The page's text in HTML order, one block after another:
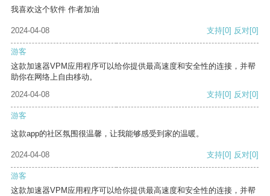
我喜欢这个软件 作者加油
2024-04-08 支持[0] 反对[0]
游客
这款加速器VPM应用程序可以给你提供最高速度和安全性的连接，并帮
助你在网络上自由移动。
2024-04-08
支持[0] 反对[0]
游客
这款app的社区氛围很温馨，让我能够感受到家的温暖。
2024-04-08 支持[0] 反对[0]
游客
这款加速器VPM应用程序可以给你提供最高速度和安全性的连接，并帮